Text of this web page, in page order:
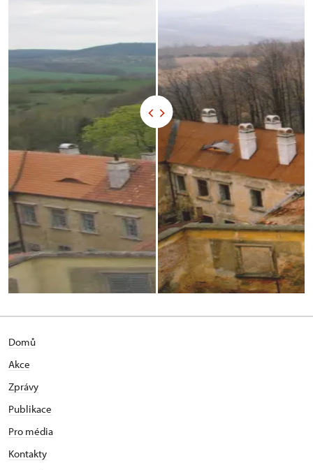
Domů
Akce
Zprávy
Publikace
Pro média
Kontakty